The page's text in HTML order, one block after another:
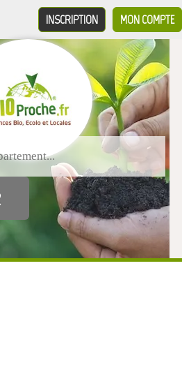
MON COMPTE
INSCRIPTION